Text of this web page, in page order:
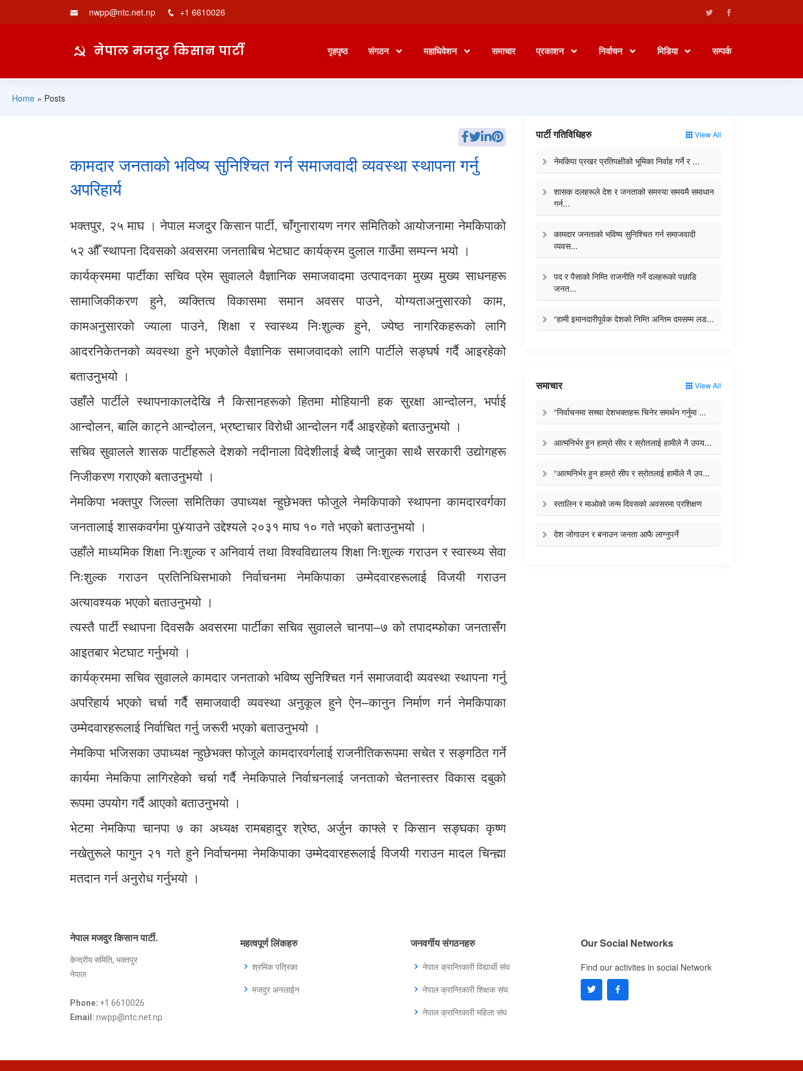
nwpp@ntc.net.np +1 6610026
नेपाल मजदुर किसान पार्टी गृहपृष्ठ संगठन महाधिवेशन समाचार प्रकाशन निर्वाचन मिडिया सम्पर्क
Home » Posts
कामदार जनताको भविष्य सुनिश्चित गर्न समाजवादी व्यवस्था स्थापना गर्नु
अपरिहार्य
भक्तपुर, २५ माघ । नेपाल मजदुर किसान पार्टी, चाँगुनारायण नगर समितिको आयोजनामा नेमकिपाको
५२ औँ स्थापना दिवसको अवसरमा जनताबिच भेटघाट कार्यक्रम दुलाल गाउँमा सम्पन्न भयो ।
कार्यक्रममा पार्टीका सचिव प्रेम सुवालले वैज्ञानिक समाजवादमा उत्पादनका मुख्य मुख्य साधनहरू
सामाजिकीकरण हुने, व्यक्तित्व विकासमा समान अवसर पाउने, योग्यताअनुसारको काम,
कामअनुसारको ज्याला पाउने, शिक्षा र स्वास्थ्य निःशुल्क हुने, ज्येष्ठ नागरिकहरूको लागि
आदरनिकेतनको व्यवस्था हुने भएकोले वैज्ञानिक समाजवादको लागि पार्टीले सङ्घर्ष गर्दै आइरहेको
बताउनुभयो ।
उहाँले पार्टीले स्थापनाकालदेखि नै किसानहरूको हितमा मोहियानी हक सुरक्षा आन्दोलन, भर्पाई
आन्दोलन, बालि काट्ने आन्दोलन, भ्रष्टाचार विरोधी आन्दोलन गर्दै आइरहेको बताउनुभयो ।
सचिव सुवालले शासक पार्टीहरूले देशको नदीनाला विदेशीलाई बेच्दै जानुका साथै सरकारी उद्योगहरू
निजीकरण गराएको बताउनुभयो ।
नेमकिपा भक्तपुर जिल्ला समितिका उपाध्यक्ष न्हुछेभक्त फोजुले नेमकिपाको स्थापना कामदारवर्गका
जनतालाई शासकवर्गमा पु¥याउने उद्देश्यले २०३१ माघ १० गते भएको बताउनुभयो ।
उहाँले माध्यमिक शिक्षा निःशुल्क र अनिवार्य तथा विश्वविद्यालय शिक्षा निःशुल्क गराउन र स्वास्थ्य सेवा
निःशुल्क गराउन प्रतिनिधिसभाको निर्वाचनमा नेमकिपाका उम्मेदवारहरूलाई विजयी गराउन
अत्यावश्यक भएको बताउनुभयो ।
त्यस्तै पार्टी स्थापना दिवसकै अवसरमा पार्टीका सचिव सुवालले चानपा–७ को तपादम्फोका जनतासँग
आइतबार भेटघाट गर्नुभयो ।
कार्यक्रममा सचिव सुवालले कामदार जनताको भविष्य सुनिश्चित गर्न समाजवादी व्यवस्था स्थापना गर्नु
अपरिहार्य भएको चर्चा गर्दैै समाजवादी व्यवस्था अनुकूल हुने ऐन–कानुन निर्माण गर्न नेमकिपाका
उम्मेदवारहरूलाई निर्वाचित गर्नु जरूरी भएको बताउनुभयो ।
नेमकिपा भजिसका उपाध्यक्ष न्हुछेभक्त फोजूले कामदारवर्गलाई राजनीतिकरूपमा सचेत र सङ्गठित गर्ने
कार्यमा नेमकिपा लागिरहेको चर्चा गर्दै नेमकिपाले निर्वाचनलाई जनताको चेतनास्तर विकास दबुको
रूपमा उपयोग गर्दै आएको बताउनुभयो ।
भेटमा नेमकिपा चानपा ७ का अध्यक्ष रामबहादुर श्रेष्ठ, अर्जुन काफ्ले र किसान सङ्घका कृष्ण
नखेतुरूले फागुन २१ गते हुने निर्वाचनमा नेमकिपाका उम्मेदवारहरूलाई विजयी गराउन मादल चिन्ह्मा
मतदान गर्न अनुरोध गर्नुभयो ।
पार्टी गतिविधिहरु View All
नेमकिपा प्रखर प्रतिपक्षीको भूमिका निर्वाह गर्ने र ...
शासक दलहरूले देश र जनताको समस्या समयमै समाधान
गर्न...
कामदार जनताको भविष्य सुनिश्चित गर्न समाजवादी
व्यवस...
पद र पैसाको निम्ति राजनीति गर्ने दलहरूको पछाडि
जनत...
“हामी इमानदारीपूर्वक देशको निम्ति अन्तिम दमसम्म लड...
समाचार View All
“निर्वाचनमा सच्चा देशभक्तहरू चिनेर समर्थन गर्नुमा ...
आत्मनिर्भर हुन हाम्रो सीप र स्रोतलाई हामीले नै उपय...
“आत्मनिर्भर हुन हाम्रो सीप र स्रोतलाई हामीले नै उप...
स्तालिन र माओको जन्म दिवसको अवसरमा प्रशिक्षण
देश जोगाउन र बनाउन जनता आफै लाग्नुपर्ने
नेपाल मजदुर किसान पार्टी.
केन्द्रीय समिति, भक्तपुर
नेपाल
Phone: +1 6610026
Email: nwpp@ntc.net.np
महत्वपूर्ण लिंकहरु
श्रमिक पत्रिका
मजदुर अनलाईन
जनवर्गीय संगठनहरु
नेपाल क्रान्तिकारी विद्यार्थी संघ
नेपाल क्रान्तिकारी शिक्षक संघ
नेपाल क्रान्तिकारी महिला संघ
Our Social Networks
Find our activites in social Network